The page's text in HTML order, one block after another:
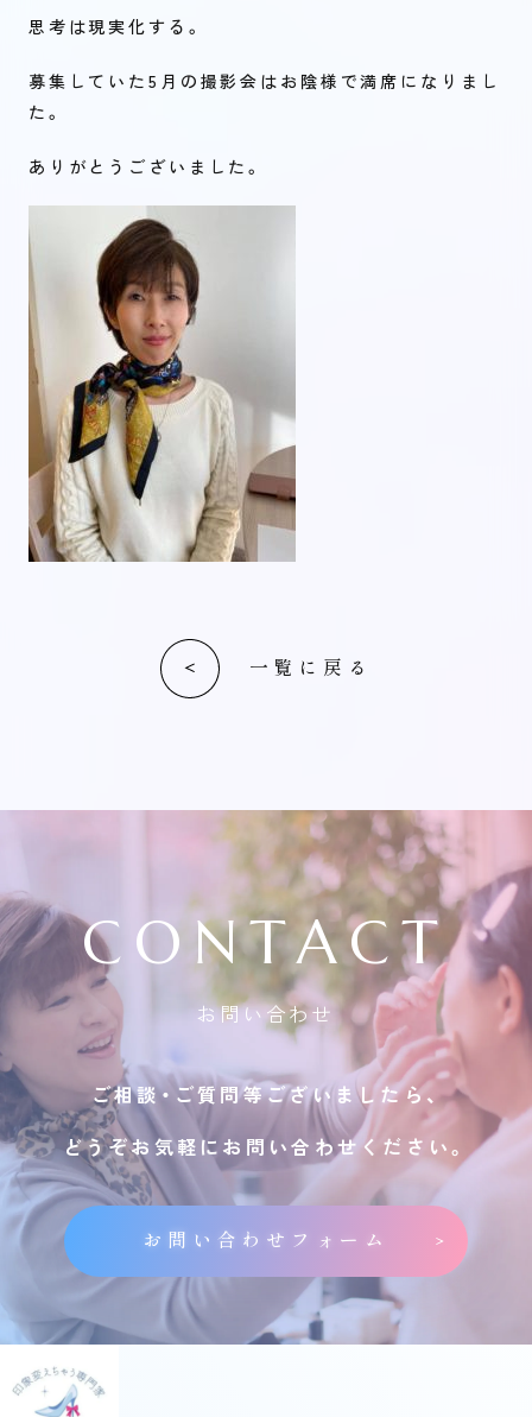
思考は現実化する。
募集していた5月の撮影会はお陰様で満席になりまし
た。
ありがとうございました。
一覧に戻る
CONTACT
お問い合わせ
ご相談・ご質問等ございましたら、
どうぞお気軽にお問い合わせください。
お問い合わせフォーム